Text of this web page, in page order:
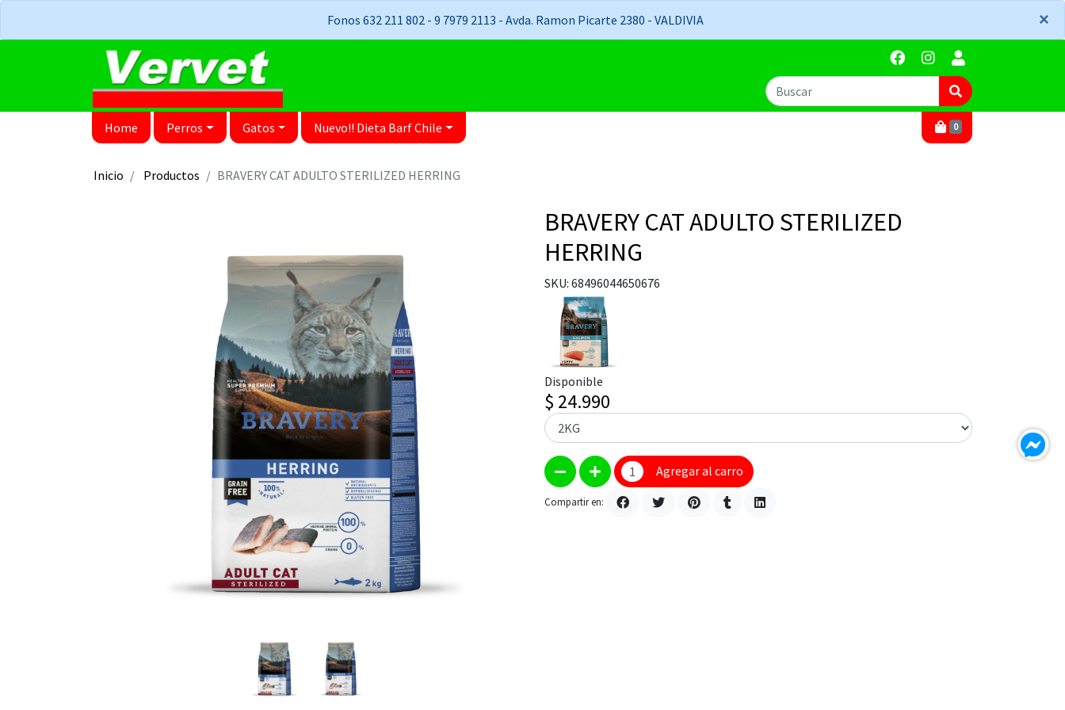
Fonos 632 211 802 - 9 7979 2113 - Avda. Ramon Picarte 2380 - VALDIVIA ×
×
Home Perros Gatos Nuevo!! Dieta Barf Chile 0
Inicio Productos BRAVERY CAT ADULTO STERILIZED HERRING
BRAVERY CAT ADULTO STERILIZED
HERRING
SKU: 68496044650676
Disponible
$ 24.990
Agregar al carro
Compartir en: